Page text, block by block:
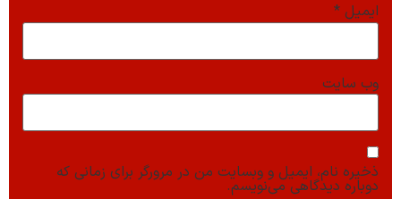
ایمیل *
وب‌ سایت
ذخیره نام، ایمیل و وبسایت من در مرورگر برای زمانی که
دوباره دیدگاهی می‌نویسم.